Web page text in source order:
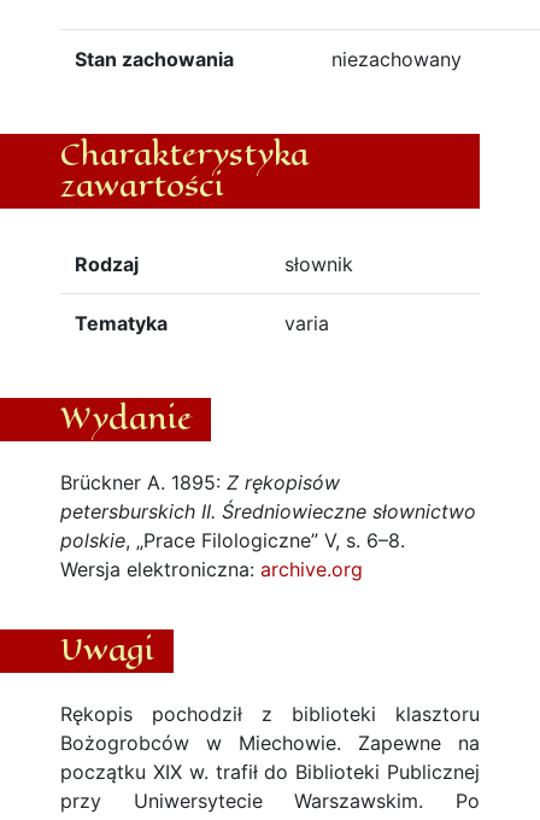
Stan zachowania niezachowany
Charakterystyka
zawartości
Rodzaj słownik
Tematyka varia
Wydanie
Brückner A. 1895: Z rękopisów
petersburskich II. Średniowieczne słownictwo
polskie, „Prace Filologiczne” V, s. 6–8.
Wersja elektroniczna: archive.org
Uwagi
Rękopis pochodził z biblioteki klasztoru
Bożogrobców w Miechowie. Zapewne na
początku XIX w. trafił do Biblioteki Publicznej
przy Uniwersytecie Warszawskim. Po